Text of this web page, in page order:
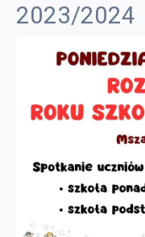
2023/2024